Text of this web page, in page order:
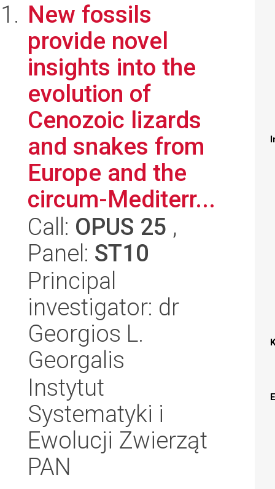
New fossils
provide novel
insights into the
evolution of
Cenozoic lizards
and snakes from
Europe and the
circum-Mediterr...
Call: OPUS 25 ,
Panel: ST10
Principal
investigator: dr
Georgios L.
Georgalis
Instytut
Systematyki i
Ewolucji Zwierząt
PAN